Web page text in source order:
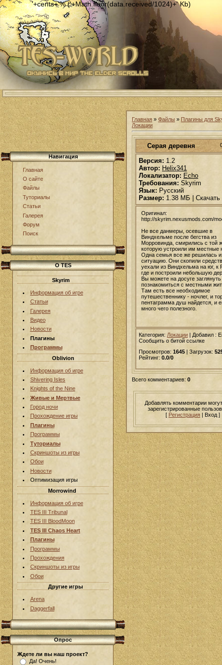
Навигация
Главная
О сайте
Файлы
Туториалы
Статьи
Галерея
Форум
Поиск
О TES
Skyrim
Информация об игре
Статьи
Галерея
Видео
Новости
Плагины
Программы
Oblivion
Информация об игре
Shivering Isles
Knights of the Nine
Живые и Мертвые
Город ночи
Прохождение игры
Плагины
Программы
Туториалы
Скриншоты из игры
Обои
Новости
Оптимизация игры
Morrowind
Информация об игре
TES III Tribunal
TES III BloodMoon
TES III Chaos Heart
Плагины
Программы
Прохождения
Скриншоты из игры
Обои
Другие игры
Arena
Daggerfall
Опрос
Ждете ли вы наш проект?
Да! Очень!
Главная » Файлы » Плагины для
Локации
Серая деревня
Версия: 1.2
Автор: Helix341
Локализатор: Echo
Требования: Skyrim
Язык: Русский
Размер: 1.38 МБ | Скачать
Оригинал:
http://skyrim.nexusmods.com/
Не все данмеры, осевшие в
Виндхельме после бегства из
Морровинда, смирились с той
которую устроили им местные
Одна семья все же решилась
ситуацию. Они скопили
уехали из Виндхельма на юг, к
где и построили небольшую
Вы можете на досуге заглянуть
познакомиться с местными
Там есть все необходимое
путешественнику - ночлег, и
пентаграмма душ найдется, и
много чего полезного.
Категория: Локации | Добавил :
Сообщить о битой ссылке
Просмотров: 1645 | Загрузок:
Рейтинг: 0.0/0
Всего комментариев: 0
Добавлять комментарии
зарегистрированные
[ Регистрация | Вход ]
'+cents+'% ('+Math.floor(data.received/1024)+' Kb)